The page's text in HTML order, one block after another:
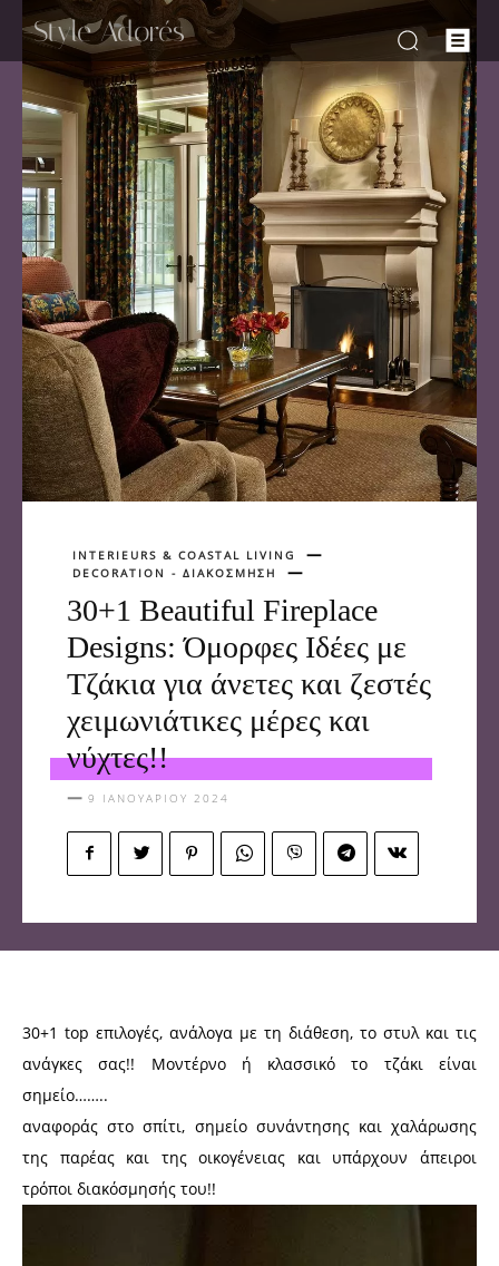
-Style Adorés
INTERIEURS & COASTAL LIVING
DECORATION - ΔΙΑΚΟΣΜΗΣΗ
30+1 Beautiful Fireplace
Designs: Όμορφες Ιδέες με
Τζάκια για άνετες και ζεστές
χειμωνιάτικες μέρες και
νύχτες!!
9 ΙΑΝΟΥΑΡΊΟΥ 2024
30+1 top επιλογές, ανάλογα με τη διάθεση, το στυλ και τις
ανάγκες σας!! Μοντέρνο ή κλασσικό το τζάκι είναι
σημείο……..
αναφοράς στο σπίτι, σημείο συνάντησης και χαλάρωσης
της παρέας και της οικογένειας και υπάρχουν άπειροι
τρόποι διακόσμησής του!!